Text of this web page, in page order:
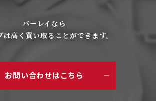
バーレイなら
は高く買い取ることができます。
お問い合わせはこちら